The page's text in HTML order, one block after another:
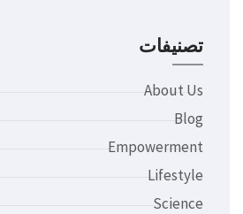
تصنيفات
About Us
Blog
Empowerment
Lifestyle
Science